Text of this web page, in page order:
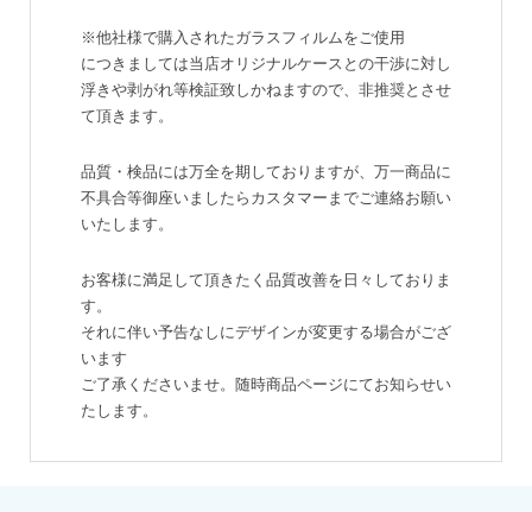
※他社様で購入されたガラスフィルムをご使用
につきましては当店オリジナルケースとの干渉に対し
浮きや剥がれ等検証致しかねますので、非推奨とさせ
て頂きます。
品質・検品には万全を期しておりますが、万一商品に
不具合等御座いましたらカスタマーまでご連絡お願い
いたします。
お客様に満足して頂きたく品質改善を日々しておりま
す。
それに伴い予告なしにデザインが変更する場合がござ
います
ご了承くださいませ。随時商品ページにてお知らせい
たします。